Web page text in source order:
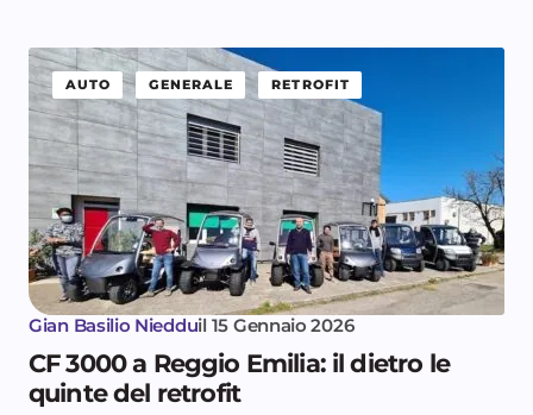
AUTO GENERALE RETROFIT
Gian Basilio Niedduil 15 Gennaio 2026
CF 3000 a Reggio Emilia: il dietro le
quinte del retrofit